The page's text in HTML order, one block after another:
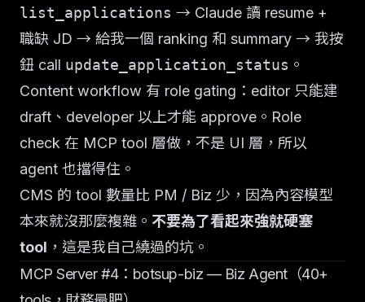
list_applications → Claude 讀 resume +
職缺 JD → 給我一個 ranking 和 summary → 我按
鈕 call update_application_status 。
Content workflow 有 role gating：editor 只能建
draft、developer 以上才能 approve。Role
check 在 MCP tool 層做，不是 UI 層，所以
agent 也擋得住。
CMS 的 tool 數量比 PM / Biz 少，因為內容模型
本來就沒那麼複雜。 不要為了看起來強就硬塞
tool ，這是我自己繞過的坑。
MCP Server #4：botsup-biz — Biz Agent（40+